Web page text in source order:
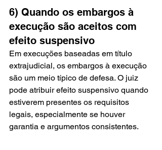
6) Quando os embargos à
execução são aceitos com
efeito suspensivo
Em execuções baseadas em título
extrajudicial, os embargos à execução
são um meio típico de defesa. O juiz
pode atribuir efeito suspensivo quando
estiverem presentes os requisitos
legais, especialmente se houver
garantia e argumentos consistentes.